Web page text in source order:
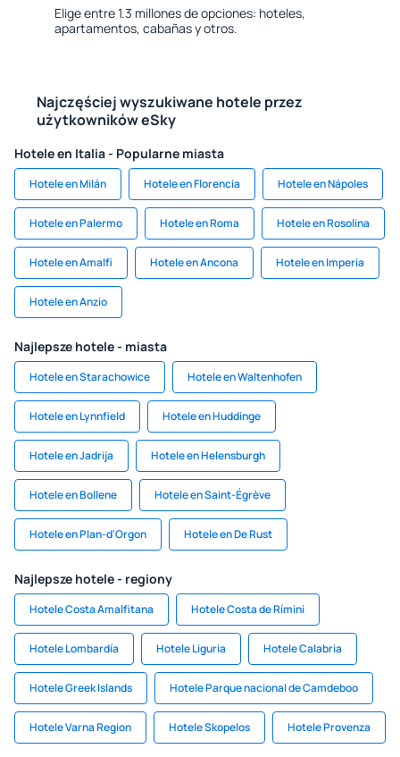
Elige entre 1.3 millones de opciones: hoteles,
apartamentos, cabañas y otros.
Najczęściej wyszukiwane hotele przez
użytkowników eSky
Hotele en Italia - Popularne miasta
Hotele en Milán Hotele en Florencia Hotele en Nápoles
Hotele en Palermo Hotele en Roma Hotele en Rosolina
Hotele en Amalfi Hotele en Ancona Hotele en Imperia
Hotele en Anzio
Najlepsze hotele - miasta
Hotele en Starachowice Hotele en Waltenhofen
Hotele en Lynnfield Hotele en Huddinge
Hotele en Jadrija Hotele en Helensburgh
Hotele en Bollene Hotele en Saint-Égrève
Hotele en Plan-d'Orgon Hotele en De Rust
Najlepsze hotele - regiony
Hotele Costa Amalfitana Hotele Costa de Rímini
Hotele Lombardía Hotele Liguria Hotele Calabria
Hotele Greek Islands Hotele Parque nacional de Camdeboo
Hotele Varna Region Hotele Skopelos Hotele Provenza